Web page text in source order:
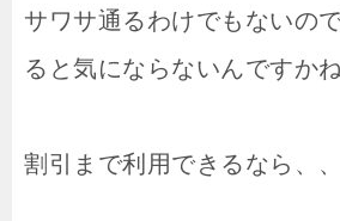
サワサ通るわけでもないの
ると気にならないんですかね
割引まで利用できるなら、、